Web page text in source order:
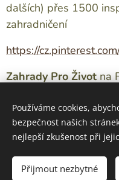
dalších) přes 1500
zahradničení
https://
Zahrady Pro Životna
https://
Vytvořeno
Používáme cookies,
bezpečnost našich
nejlepší zkušenost při
Přijmout nezbytné